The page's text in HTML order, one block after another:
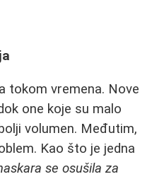
tokom vremena. Nove
one koje su malo
volumen. Međutim,
Kao što je jedna
se osušila za